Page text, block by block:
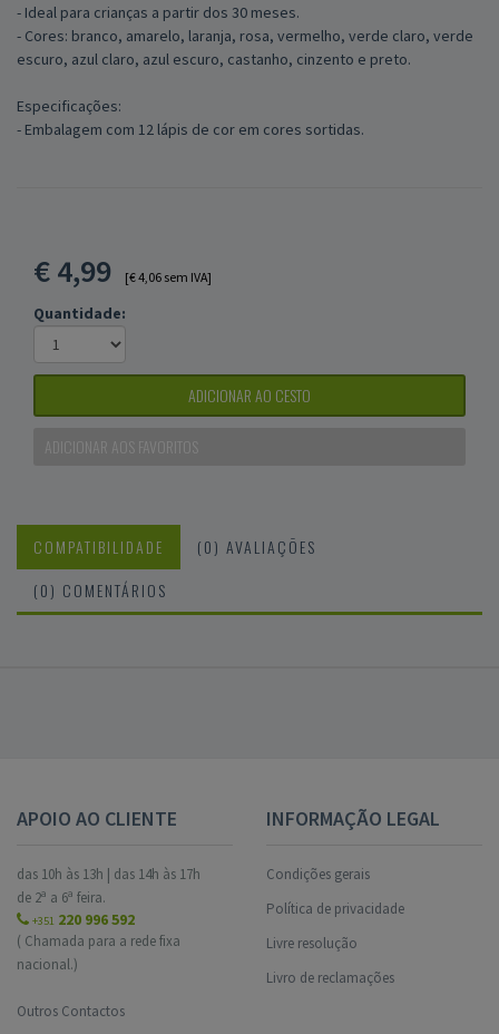
- Ideal para crianças a partir dos 30 meses.
- Cores: branco, amarelo, laranja, rosa, vermelho, verde claro, verde
escuro, azul claro, azul escuro, castanho, cinzento e preto.
Especificações:
- Embalagem com 12 lápis de cor em cores sortidas.
€4,99 [€ 4,06 sem IVA]
Quantidade:
ADICIONAR AO CESTO
ADICIONAR AOS FAVORITOS
COMPATIBILIDADE
(0) AVALIAÇÕES
(0) COMENTÁRIOS
APOIO AO CLIENTE
das 10h às 13h | das 14h às 17h
de 2ª a 6ª feira.
+351 220 996 592
( Chamada para a rede fixa
nacional.)
Outros Contactos
INFORMAÇÃO LEGAL
Condições gerais
Política de privacidade
Livre resolução
Livro de reclamações